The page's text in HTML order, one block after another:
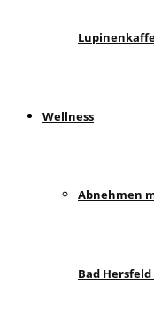
Wellness
Abnehmen
Bad